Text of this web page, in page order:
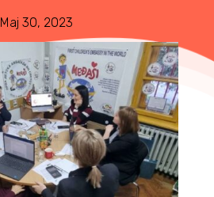
Мај 30, 2023